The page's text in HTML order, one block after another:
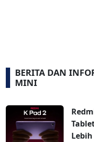
BERITA DAN
MINI